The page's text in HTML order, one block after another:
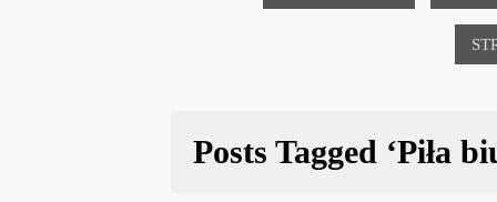
Posts Tagged ‘Piła